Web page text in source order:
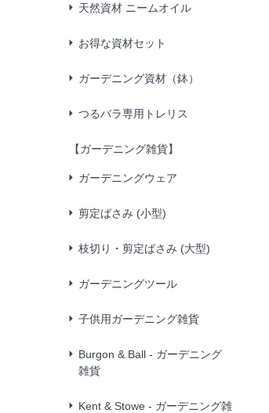
天然資材 ニームオイル
お得な資材セット
ガーデニング資材（鉢）
つるバラ専用トレリス
【ガーデニング雑貨】
ガーデニングウェア
剪定ばさみ (小型)
枝切り・剪定ばさみ (大型)
ガーデニングツール
子供用ガーデニング雑貨
Burgon & Ball - ガーデニング
雑貨
Kent & Stowe - ガーデニング雑